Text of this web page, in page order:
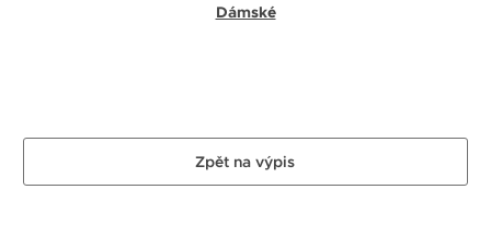
Dámské
Zpět na výpis